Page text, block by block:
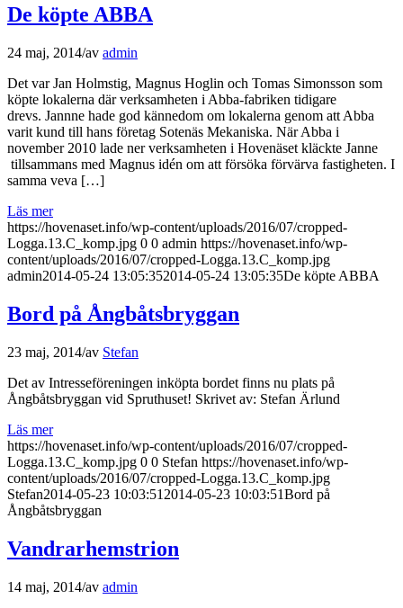
De köpte ABBA
24 maj, 2014/av admin
Det var Jan Holmstig, Magnus Hoglin och Tomas Simonsson som
köpte lokalerna där verksamheten i Abba-fabriken tidigare
drevs. Jannne hade god kännedom om lokalerna genom att Abba
varit kund till hans företag Sotenäs Mekaniska. När Abba i
november 2010 lade ner verksamheten i Hovenäset kläckte Janne
tillsammans med Magnus idén om att försöka förvärva fastigheten. I
samma veva […]
Läs mer
https://hovenaset.info/wp-content/uploads/2016/07/cropped-
Logga.13.C_komp.jpg 0 0 admin https://hovenaset.info/wp-
content/uploads/2016/07/cropped-Logga.13.C_komp.jpg
admin2014-05-24 13:05:352014-05-24 13:05:35De köpte ABBA
Bord på Ångbåtsbryggan
23 maj, 2014/av Stefan
Det av Intresseföreningen inköpta bordet finns nu plats på
Ångbåtsbryggan vid Spruthuset! Skrivet av: Stefan Ärlund
Läs mer
https://hovenaset.info/wp-content/uploads/2016/07/cropped-
Logga.13.C_komp.jpg 0 0 Stefan https://hovenaset.info/wp-
content/uploads/2016/07/cropped-Logga.13.C_komp.jpg
Stefan2014-05-23 10:03:51 2014-05-23 10:03:51Bord på
Ångbåtsbryggan
Vandrarhemstrion
14 maj, 2014/av admin